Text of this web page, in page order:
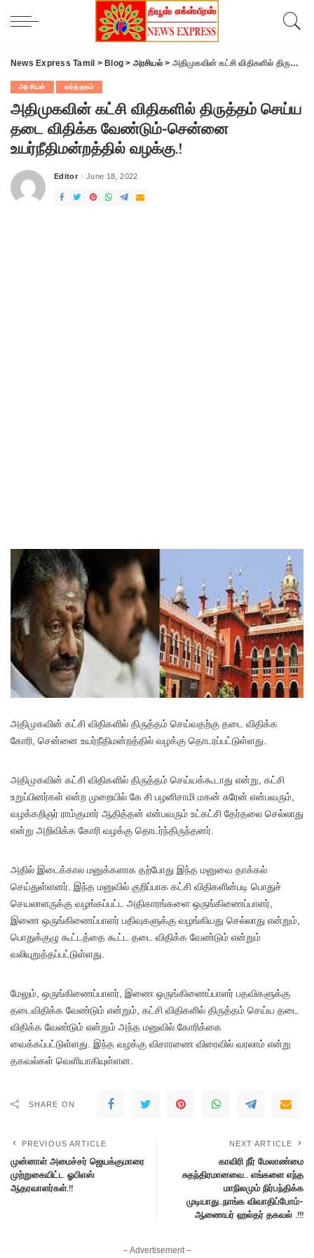
News Express Tamil > Blog > அரசியல்> அதிமுகவின் கட்சி விதிகளில் திருத்தம் செய்ய தடை விதிக்க வேண்டும்-சென்னை உயர்நீதிமன்றத்தில் வழக்கு.!
அரசியல் வர்த்தகம்
அதிமுகவின் கட்சி விதிகளில் திருத்தம் செய்ய
தடை விதிக்க வேண்டும்-சென்னை
உயர்நீதிமன்றத்தில் வழக்கு.!
Posted
Editor June 18, 2022
அதிமுகவின் கட்சி விதிகளில் திருத்தம் செய்வதற்கு தடை விதிக்க
கோரி, சென்னை உயர்நீதிமன்றத்தில் வழக்கு தொடரப்பட்டுள்ளது.
அதிமுகவின் கட்சி விதிகளில் திருத்தம் செய்யக்கூடாது என்று, கட்சி
உறுப்பினர்கள் என்ற முறையில் கே சி பழனிசாமி மகன் சுரேன் என்பவரும்,
வழக்கறிஞர் ராம்குமார் ஆதித்தன் என்பவரும் உட்கட்சி தேர்தலை செல்லாது
என்று அறிவிக்க கோரி வழக்கு தொடர்ந்திருந்தனர்.
அதில் இடைக்கால மனுக்களாக தற்போது இந்த மனுவை தாக்கல்
செய்துள்ளனர். இந்த மனுவில் குறிப்பாக கட்சி விதிகளின்படி பொதுச்
செயலாளருக்கு வழங்கப்பட்ட அதிகாரங்களை ஒருங்கிணைப்பாளர்,
இணை ஒருங்கிணைப்பாளர் பதிவுகளுக்கு வழங்கியது செல்லாது என்றும்,
பொதுக்குழு கூட்டத்தை கூட்ட தடை விதிக்க வேண்டும் என்றும்
வலியுறுத்தப்பட்டுள்ளது.
மேலும், ஒருங்கிணைப்பாளர், இணை ஒருங்கிணைப்பாளர் பதவிகளுக்கு
தடைவிதிக்க வேண்டும் என்றும், கட்சி விதிகளில் திருத்தம் செய்ய தடை
விதிக்க வேண்டும் என்றும் அந்த மனுவில் கோரிக்கை
வைக்கப்பட்டுள்ளது. இந்த வழக்கு விசாரணை விரைவில் வரலாம் என்று
தகவல்கள் வெளியாகியுள்ளன.
SHARE ON
PREVIOUS ARTICLE
முன்னாள் அமைச்சர் ஜெயக்குமாரை
முற்றுகையிட்ட ஓபிஎஸ்
ஆதரவாளர்கள்.!!
NEXT ARTICLE
காவிரி நீர் மேலாண்மை
சுதந்திரமானவை.. எங்களை எந்த
மாநிலமும் நிர்பந்திக்க
முடியாது..நாங்க விவாதிப்போம்-
ஆணையர் ஹல்தர் தகவல் .!!!
– Advertisement –